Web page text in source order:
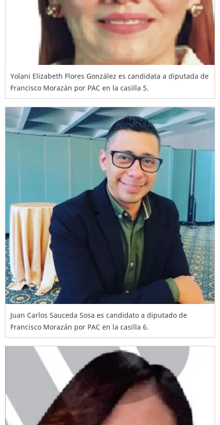
Yolani Elizabeth Flores González es candidata a diputada de
Francisco Morazán por PAC en la casilla 5.
Juan Carlos Sauceda Sosa es candidato a diputado de
Francisco Morazán por PAC en la casilla 6.